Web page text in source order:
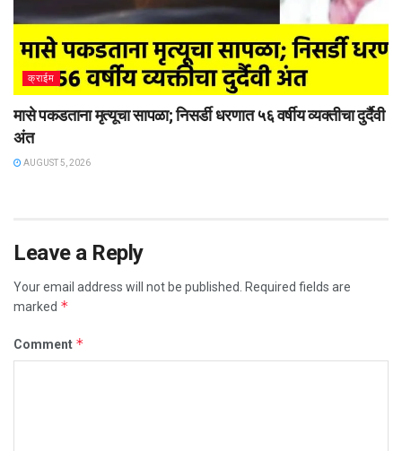
क्राईम
मासे पकडताना मृत्यूचा सापळा; निसर्डी धरणात ५६ वर्षीय व्यक्तीचा दुर्दैवी
अंत
AUGUST 5, 2026
Leave a Reply
Your email address will not be published.
Required fields are
marked *
Comment *